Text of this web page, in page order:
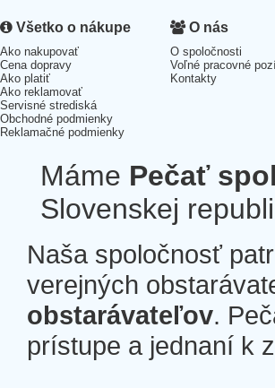
Všetko o nákupe
Ako nakupovať
Cena dopravy
Ako platiť
Ako reklamovať
Servisné strediská
Obchodné podmienky
Reklamačné podmienky
O nás
O spoločnosti
Voľné pracovné
Kontakty
Máme Pečať
Slovenskej
Naša spoločnosť
verejných
obstarávateľov.
prístupe a jednaní k